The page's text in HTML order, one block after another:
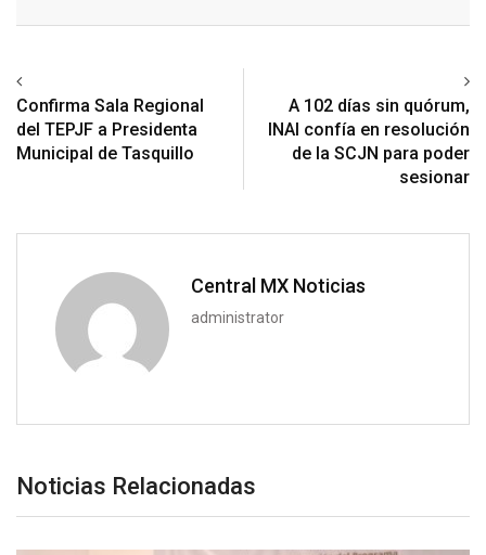
Confirma Sala Regional
del TEPJF a Presidenta
Municipal de Tasquillo
A 102 días sin quórum,
INAI confía en resolución
de la SCJN para poder
sesionar
Central MX Noticias
administrator
Noticias Relacionadas